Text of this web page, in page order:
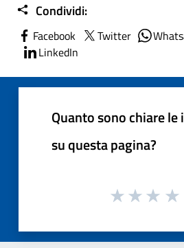
Condividi:
Facebook Twitter
LinkedIn
Quanto sono chiare
su questa pagina?